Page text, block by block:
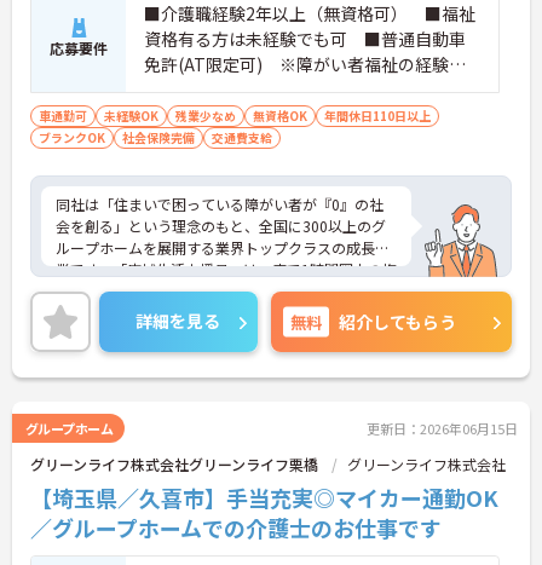
応募要件
■介護職経験2年以上（無資格可） ■福祉
資格有る方は未経験でも可 ■普通自動車
免許(AT限定可) ※障がい者福祉の経験は
不問です。※実務経験2年以上の方、障がい
者福祉に関する経験をお持ちの方大歓迎
車通勤可 未経験OK 残業少なめ 無資格OK
年間休日110日以上
ブランクOK
社会保険完備 交通費支給
同社は「住まいで困っている障がい者が『0』の社
会を創る」という理念のもと、全国に300以上のグ
ループホームを展開する業界トップクラスの成長企
業です。「広域生活支援員」は、車で1時間圏内の複
数施設を横断的に担当し、現場支援とパートスタッ
フのサポートを行うハイクラスなポジションです。
最新設備とバリアフリーが完備され、スタッフの身
体的負担が少なく、広域手当5万円が付与されるこ
とで高い給与水準を実現しています。年間休日114
効率化など、ワークライフバランスを保ちながら定
年70歳まで長期的に活躍できる制度が盤石に整って
います。複数施設を経験することで培われるマネジ
メント視点は、将来的なエリアマネージャーへのキ
ャリアアップにも直結しており、最新の環境で専門
性を発揮したいプロフェッショナルの方にお勧めで
す。
詳細を見る 無料 紹介してもらう
グループホーム 更新日：2026年06月15日
グリーンライフ株式会社グリーンライフ栗橋 グリーンライフ株式会社
【埼玉県／久喜市】手当充実◎マイカー通勤OK
／グループホームでの介護士のお仕事です